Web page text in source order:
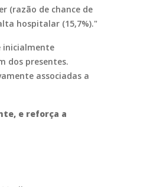
(razão de chance de
hospitalar (15,7%)."
inicialmente
dos presentes.
associadas a
e reforça a